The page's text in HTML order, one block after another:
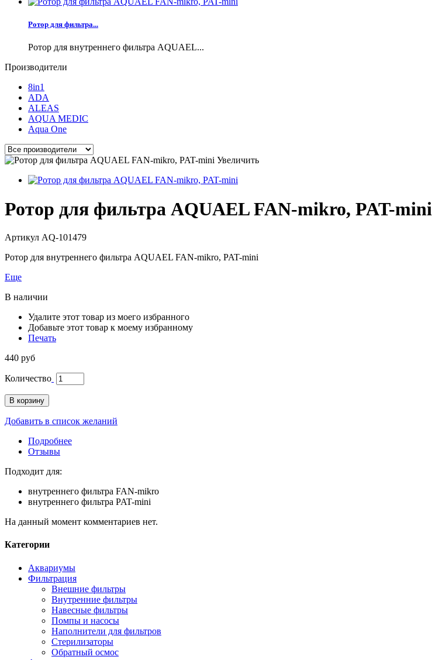
Ротор для фильтра...
Ротор для внутреннего фильтра AQUAEL...
Производители
8in1
ADA
ALEAS
AQUA MEDIC
Aqua One
Увеличить
Ротор для фильтра AQUAEL FAN-mikro, PAT-mini
Артикул AQ-101479
Ротор для внутреннего фильтра AQUAEL FAN-mikro, PAT-mini
Еще
В наличии
Удалите этот товар из моего избранного
Добавьте этот товар к моему избранному
Печать
440 руб
Количество
В корзину
Добавить в список желаний
Подробнее
Отзывы
Подходит для:
внутреннего фильтра FAN-mikro
внутреннего фильтра PAT-mini
На данный момент комментариев нет.
Категории
Аквариумы
Фильтрация
Внешние фильтры
Внутренние фильтры
Навесные фильтры
Помпы и насосы
Наполнители для фильтров
Стерилизаторы
Обратный осмос